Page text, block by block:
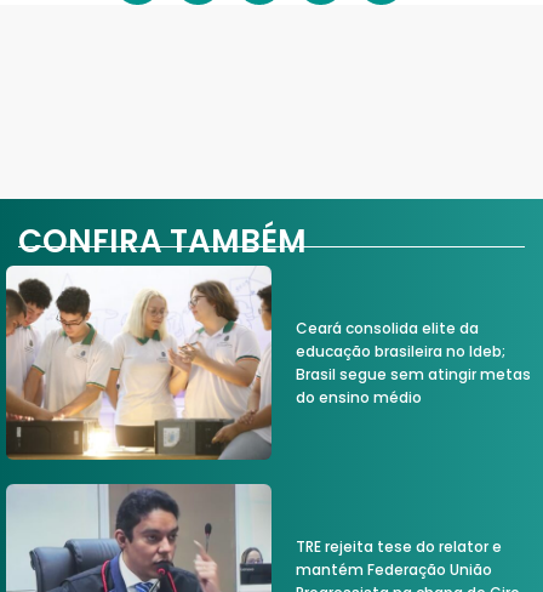
CONFIRA TAMBÉM
Ceará consolida elite da
educação brasileira no Ideb;
Brasil segue sem atingir metas
do ensino médio
TRE rejeita tese do relator e
mantém Federação União